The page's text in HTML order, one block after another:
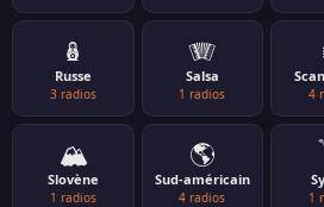
🪆
Russe
3 radios
🪗
Salsa
1 radios 4
🏔️
Slovène
1 radios
🌎
Sud-américain
4 radios 1